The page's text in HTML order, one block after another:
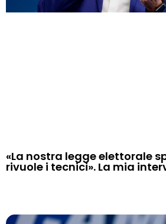
«La nostra legge elettorale
rivuole i tecnici». La mia